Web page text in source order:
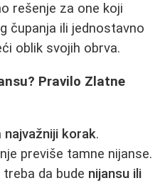
rešenje za one koji
čupanja ili jednostavno
oblik svojih obrva.
Pravilo Zlatne
najvažniji korak.
previše tamne nijanse.
da bude nijansu ili